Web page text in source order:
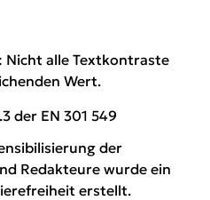
Nicht alle Textkontraste
Wert.
der EN 301 549
der
Redakteure wurde ein
erstellt.